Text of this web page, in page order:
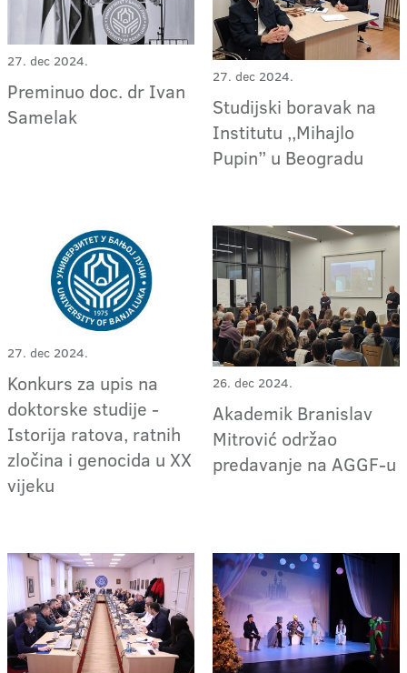
27. dec 2024.
Preminuo doc. dr Ivan
Samelak
27. dec 2024.
Studijski boravak na
Institutu ,,Mihajlo
Pupin” u Beogradu
27. dec 2024.
Konkurs za upis na
doktorske studije -
Istorija ratova, ratnih
zločina i genocida u XX
vijeku
26. dec 2024.
Akademik Branislav
Mitrović održao
predavanje na AGGF-u